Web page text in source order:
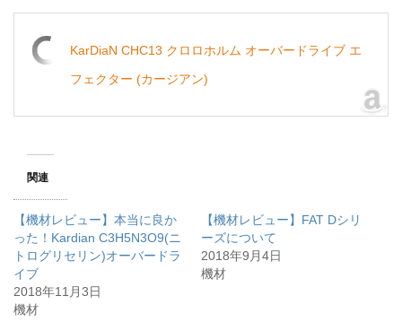
KarDiaN CHC13 クロロホルム オーバードライブ エ
フェクター (カージアン)
関連
【機材レビュー】本当に良か
った！Kardian C3H5N3O9(ニ
トログリセリン)オーバードラ
イブ
2018年11月3日
機材
【機材レビュー】FAT Dシリ
ーズについて
2018年9月4日
機材